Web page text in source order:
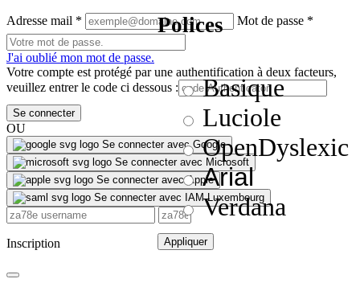
Adresse mail * Mot de passe *
J'ai oublié mon mot de passe.
Votre compte est protégé par une authentification à deux facteurs,
veuillez entrer le code ci dessous :
Se connecter
OU
Se connecter avec Google
Se connecter avec Microsoft
Se connecter avec Apple
Se connecter avec IAM Luxembourg
Inscription
Polices
Basique
Luciole
OpenDyslexic
Arial
Verdana
Appliquer